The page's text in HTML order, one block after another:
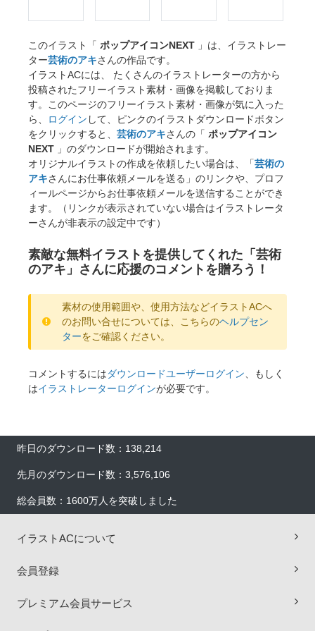
このイラスト「 ポップアイコンNEXT 」は、イラストレー
ター芸術のアキさんの作品です。
イラストACには、 たくさんのイラストレーターの方から
投稿されたフリーイラスト素材・画像を掲載しておりま
す。このページのフリーイラスト素材・画像が気に入った
ら、
ログイン して、ピンクのイラストダウンロードボタン
をクリックすると、 芸術のアキさんの「 ポップアイコン
NEXT 」のダウンロードが開始されます。
オリジナルイラストの作成を依頼したい場合は、「芸術の
アキさんにお仕事依頼メールを送る」のリンクや、プロフ
ィールページからお仕事依頼メールを送信することができ
ます。（リンクが表示されていない場合はイラストレータ
ーさんが非表示の設定中です）
素敵な無料イラストを提供してくれた「芸術
のアキ」さんに応援のコメントを贈ろう！
素材の使用範囲や、使用方法などイラストACへ
のお問い合せについては、こちらのヘルプセン
ターをご確認ください。
コメントするにはダウンロードユーザーログイン 、もしく
はイラストレーターログインが必要です。
昨日のダウンロード数：138,214
先月のダウンロード数：3,576,106
総会員数：1600万人を突破しました
イラストACについて
会員登録
プレミアム会員サービス